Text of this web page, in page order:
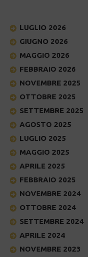
LUGLIO 2026
GIUGNO 2026
MAGGIO 2026
FEBBRAIO 2026
NOVEMBRE 2025
OTTOBRE 2025
SETTEMBRE 2025
AGOSTO 2025
LUGLIO 2025
MAGGIO 2025
APRILE 2025
FEBBRAIO 2025
NOVEMBRE 2024
OTTOBRE 2024
SETTEMBRE 2024
APRILE 2024
NOVEMBRE 2023